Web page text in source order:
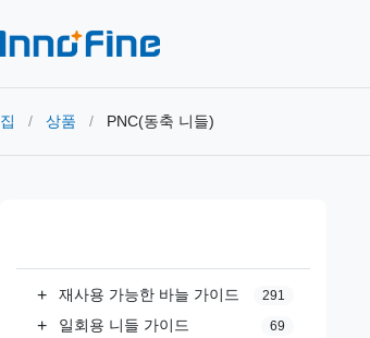
집 / 상품 / PNC(동축 니들)
+ 재사용 가능한 바늘 가이드 291
+ 일회용 니들 가이드 69